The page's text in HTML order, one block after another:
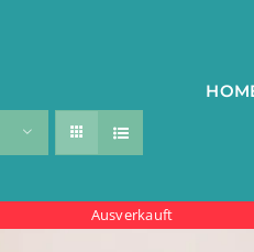
Ausverkauft